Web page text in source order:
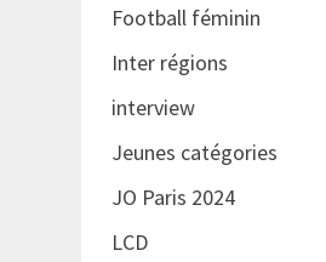
Football féminin
Inter régions
interview
Jeunes catégories
JO Paris 2024
LCD